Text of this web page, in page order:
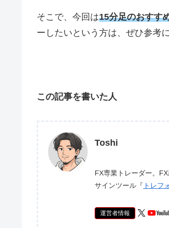
そこで、今回は15分足のおすす
ーしたいという方は、ぜひ参考
この記事を書いた人
Toshi
FX専業トレーダー。
サインツール『 トレフ
運営者情報